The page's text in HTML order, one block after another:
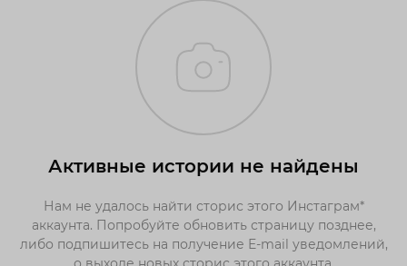
Активные истории не найдены
Нам не удалось найти сторис этого Инстаграм*
аккаунта. Попробуйте обновить страницу позднее,
либо подпишитесь на получение E-mail уведомлений,